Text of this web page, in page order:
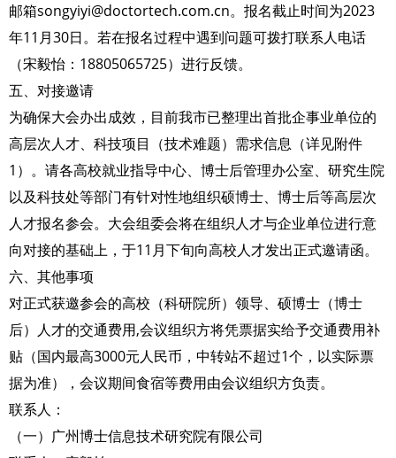
邮箱songyiyi@doctortech.com.cn。报名截止时间为2023
年11月30日。若在报名过程中遇到问题可拨打联系人电话
（宋毅怡：18805065725）进行反馈。
五、对接邀请
为确保大会办出成效，目前我市已整理出首批企事业单位的
高层次人才、科技项目（技术难题）需求信息（详见附件
1）。请各高校就业指导中心、博士后管理办公室、研究生院
以及科技处等部门有针对性地组织硕博士、博士后等高层次
人才报名参会。大会组委会将在组织人才与企业单位进行意
向对接的基础上，于11月下旬向高校人才发出正式邀请函。
六、其他事项
对正式获邀参会的高校（科研院所）领导、硕博士（博士
后）人才的交通费用,会议组织方将凭票据实给予交通费用补
贴（国内最高3000元人民币，中转站不超过1个，以实际票
据为准），会议期间食宿等费用由会议组织方负责。
联系人：
（一）广州博士信息技术研究院有限公司